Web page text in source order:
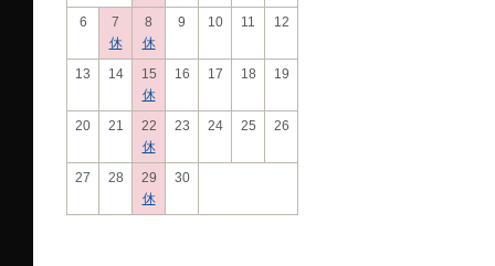
6
7
休
8
休
9 10 11 12
13 14
15
休
16 17 18 19
20 21
22
休
23 24 25 26
27 28
29
休
30